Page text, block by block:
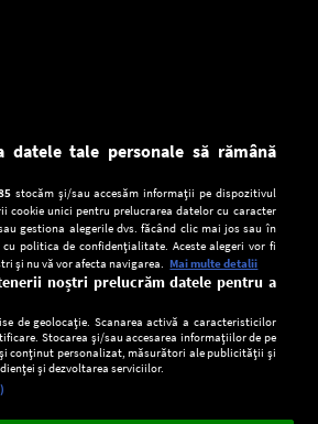
Europa FM pentru smartphone:
datele tale personale să rămână
stocăm și/sau accesăm informații pe dispozitivul
cookie unici pentru prelucrarea datelor cu caracter
gestiona alegerile dvs. făcând clic mai jos sau în
politica de confidențialitate. Aceste alegeri vor fi
și nu vă vor afecta navigarea. Mai multe detalii
noștri prelucrăm datele pentru a
de geolocație. Scanarea activă a caracteristicilor
Stocarea și/sau accesarea informațiilor de pe
conținut personalizat, măsurători ale publicității și
și dezvoltarea serviciilor.